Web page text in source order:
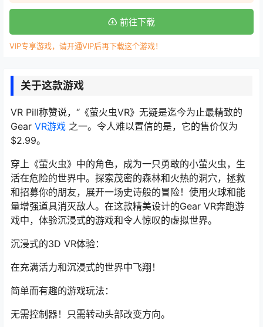
前往下载
VIP专享游戏，请开通VIP后再下载这个游戏！
关于这款游戏
VR Pill称赞说，“《萤火虫VR》无疑是迄今为止最精致的
Gear VR游戏 之一。令人难以置信的是，它的售价仅为
$2.99。
穿上《萤火虫》中的角色，成为一只勇敢的小萤火虫，生
活在危险的世界中。探索茂密的森林和火热的洞穴，拯救
和招募你的朋友，展开一场史诗般的冒险！使用火球和能
量增强道具消灭敌人。在这款精美设计的Gear VR奔跑游
戏中，体验沉浸式的游戏和令人惊叹的虚拟世界。
沉浸式的3D VR体验：
在充满活力和沉浸式的世界中飞翔！
简单而有趣的游戏玩法：
无需控制器！只需转动头部改变方向。